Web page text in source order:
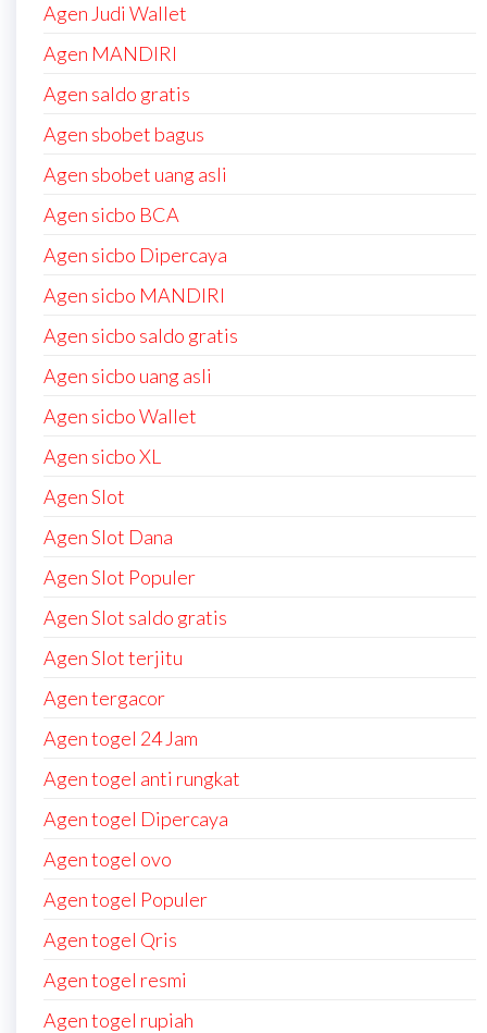
Agen Judi Wallet
Agen MANDIRI
Agen saldo gratis
Agen sbobet bagus
Agen sbobet uang asli
Agen sicbo BCA
Agen sicbo Dipercaya
Agen sicbo MANDIRI
Agen sicbo saldo gratis
Agen sicbo uang asli
Agen sicbo Wallet
Agen sicbo XL
Agen Slot
Agen Slot Dana
Agen Slot Populer
Agen Slot saldo gratis
Agen Slot terjitu
Agen tergacor
Agen togel 24 Jam
Agen togel anti rungkat
Agen togel Dipercaya
Agen togel ovo
Agen togel Populer
Agen togel Qris
Agen togel resmi
Agen togel rupiah